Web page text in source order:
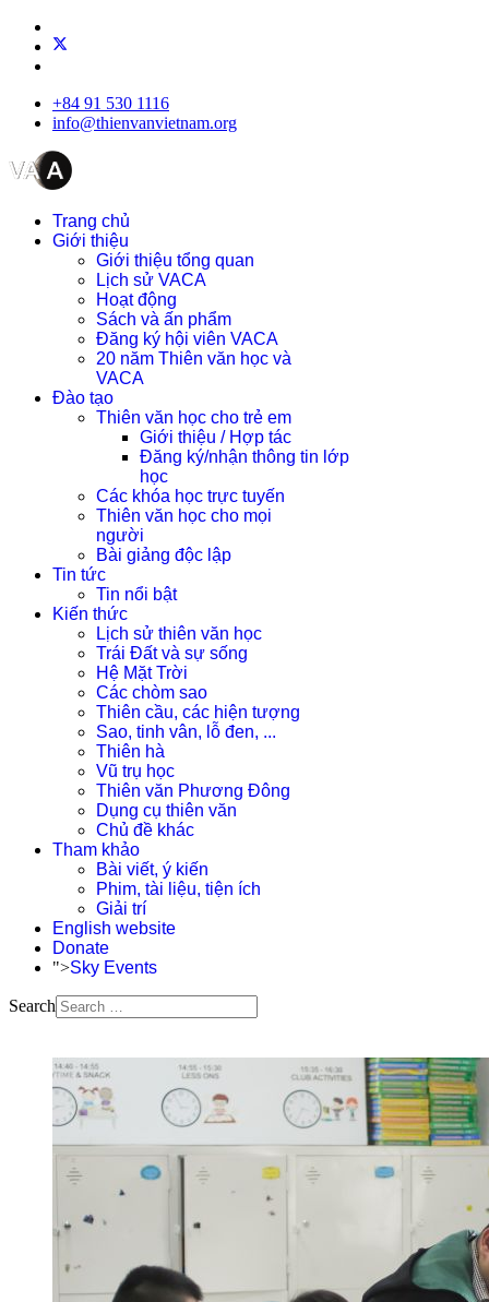
+84 91 530 1116
info@thienvanvietnam.org
Trang chủ
Giới thiệu
Giới thiệu tổng quan
Lịch sử VACA
Hoạt động
Sách và ấn phẩm
Đăng ký hội viên VACA
20 năm Thiên văn học và
VACA
Đào tạo
Thiên văn học cho trẻ em
Giới thiệu / Hợp tác
Đăng ký/nhận thông tin lớp
học
Các khóa học trực tuyến
Thiên văn học cho mọi
người
Bài giảng độc lập
Tin tức
Tin nổi bật
Kiến thức
Lịch sử thiên văn học
Trái Đất và sự sống
Hệ Mặt Trời
Các chòm sao
Thiên cầu, các hiện tượng
Sao, tinh vân, lỗ đen, ...
Thiên hà
Vũ trụ học
Thiên văn Phương Đông
Dụng cụ thiên văn
Chủ đề khác
Tham khảo
Bài viết, ý kiến
Phim, tài liệu, tiện ích
Giải trí
English website
Donate
">Sky Events
Search